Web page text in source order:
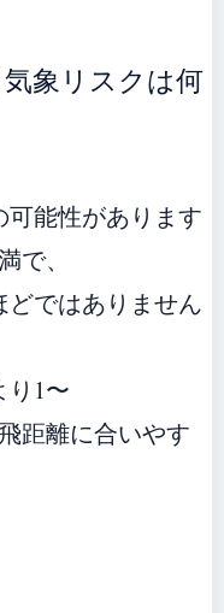
象リスクは何
能性があります
で、
ではありません
り1〜
距離に合いやす